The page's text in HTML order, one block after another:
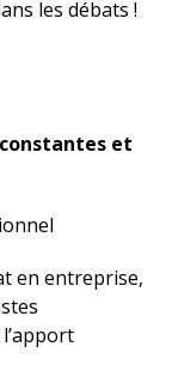
les débats !
et
en entreprise,